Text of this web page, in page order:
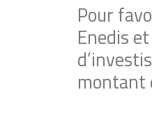
Pour
Enedis
montant